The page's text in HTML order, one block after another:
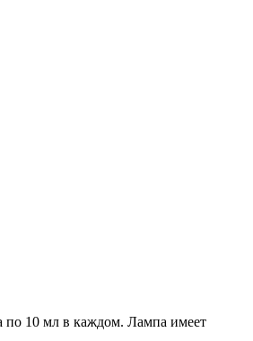
по 10 мл в каждом. Лампа имеет